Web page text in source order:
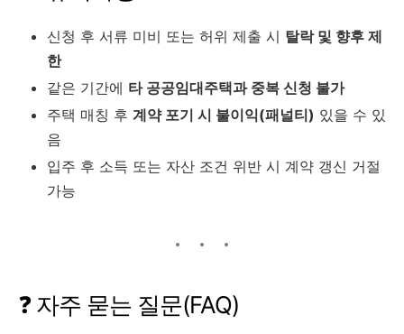
신청 후 서류 미비 또는 허위 제출 시 탈락 및 향후 제
한
같은 기간에 타 공공임대주택과 중복 신청 불가
주택 매칭 후 계약 포기 시 불이익(패널티) 있을 수 있
음
입주 후 소득 또는 자산 조건 위반 시 계약 갱신 거절
가능
❓ 자주 묻는 질문(FAQ)